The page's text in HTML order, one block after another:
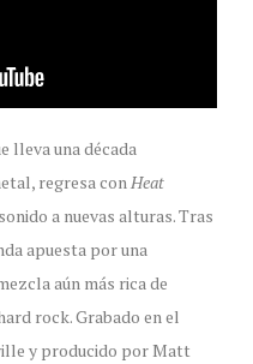
lleva una década
regresa conHeat
a nuevas alturas. Tras
apuesta por una
aún más rica de
rock. Grabado en el
y producido por Matt